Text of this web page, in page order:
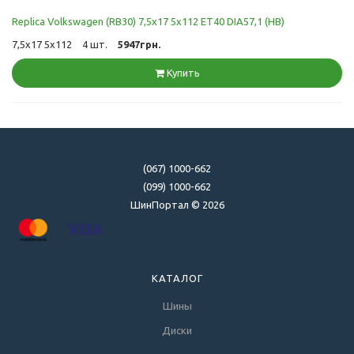
Replica Volkswagen (RB30) 7,5x17 5x112 ET40 DIA57,1 (HВ)
7,5x17 5x112 4 шт. 5947грн.
Купить
(067) 1000-662
(099) 1000-662
ШинПортал © 2026
КАТАЛОГ
Шины
Диски